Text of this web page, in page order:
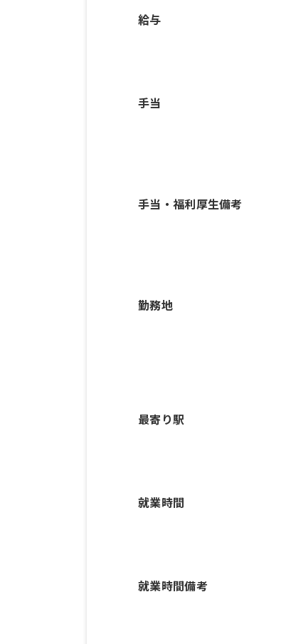
給与
手当
手当・福利厚生備考
勤務地
最寄り駅
就業時間
就業時間備考